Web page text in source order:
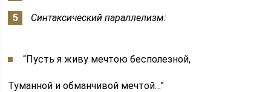
Синтаксический параллелизм:
“Пусть я живу мечтою бесполезной,
Туманной и обманчивой мечтой…”